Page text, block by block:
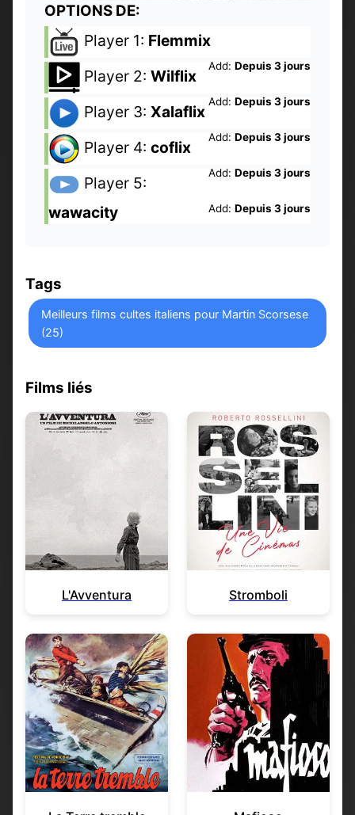
OPTIONS DE:
Player 1: Flemmix
Add: Depuis 3 jours
Player 2: Wilflix
Add: Depuis 3 jours
Player 3: Xalaflix
Add: Depuis 3 jours
Player 4: coflix
Add: Depuis 3 jours
Player 5:
wawacity
Add: Depuis 3 jours
Tags
Meilleurs films cultes italiens pour Martin Scorsese
(25)
Films liés
L'Avventura Stromboli